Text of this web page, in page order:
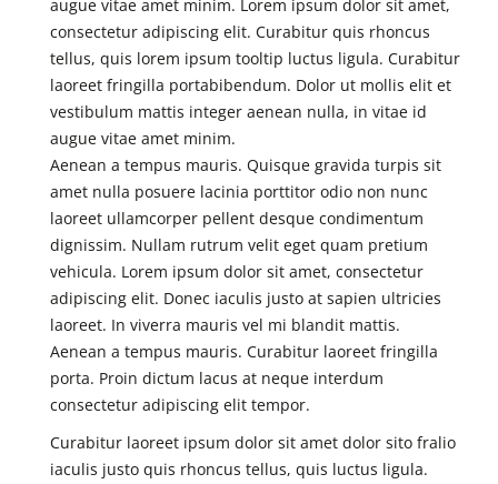
augue vitae amet minim. Lorem ipsum dolor sit amet,
consectetur adipiscing elit. Curabitur quis rhoncus
tellus, quis lorem ipsum tooltip luctus ligula. Curabitur
laoreet fringilla portabibendum. Dolor ut mollis elit et
vestibulum mattis integer aenean nulla, in vitae id
augue vitae amet minim.
Aenean a tempus mauris. Quisque gravida turpis sit
amet nulla posuere lacinia porttitor odio non nunc
laoreet ullamcorper pellent desque condimentum
dignissim. Nullam rutrum velit eget quam pretium
vehicula. Lorem ipsum dolor sit amet, consectetur
adipiscing elit. Donec iaculis justo at sapien ultricies
laoreet. In viverra mauris vel mi blandit mattis.
Aenean a tempus mauris. Curabitur laoreet fringilla
porta. Proin dictum lacus at neque interdum
consectetur adipiscing elit tempor.
Curabitur laoreet ipsum dolor sit amet dolor sito fralio
iaculis justo quis rhoncus tellus, quis luctus ligula.